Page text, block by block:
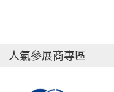
人氣參展商專區